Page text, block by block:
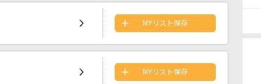
MYリスト保存
MYリスト保存